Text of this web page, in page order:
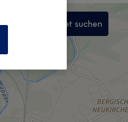
In diesem Gebiet suchen